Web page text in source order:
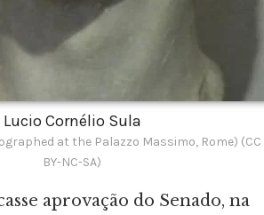
Lucio Cornélio Sula
at the Palazzo Massimo, Rome) (CC
BY-NC-SA)
aprovação do Senado, na